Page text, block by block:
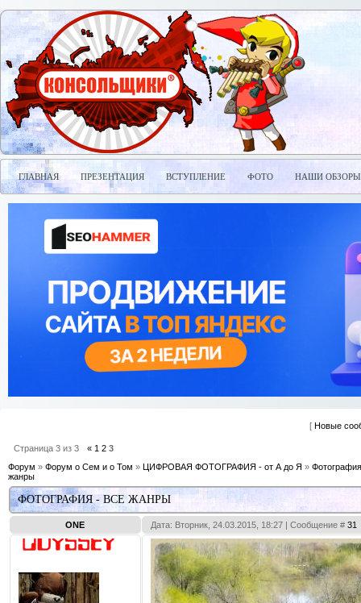
ГЛАВНАЯ ПРЕЗЕНТАЦИЯ ВСТУПЛЕНИЕ ФОТО НАШИ ОБЗОРЫ
[ Новые
Страница 3 из 3 « 1 2 3
Форум » Форум о Сем и о Том » ЦИФРОВАЯ ФОТОГРАФИЯ - от А до Я »
жанры
ФОТОГРАФИЯ - ВСЕ ЖАНРЫ
ONE Дата: Вторник, 24.03.2015, 18:27 | Сообщение # 31